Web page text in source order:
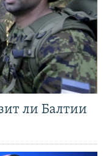
ли Балтии